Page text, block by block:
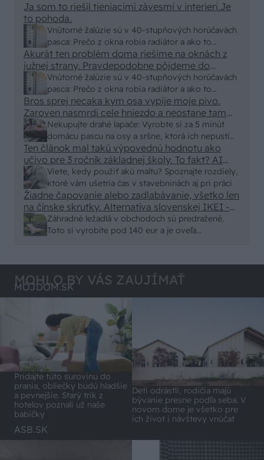
Vnútorné žalúzie sú v 40-stupňových horúčavách
pasca: Prečo z okna robia radiátor a ako to
vyriešiť za pár eur?
Ja som to riešil tieniacimi závesmi v interieri.Je
to pohoda.
Vnútorné žalúzie sú v 40-stupňových horúčavách
pasca: Prečo z okna robia radiátor a ako to
vyriešiť za pár eur?
Akurát ten problém doma riešime na oknách z
južnej strany. Pravdepodobne pôjdeme do
vonkajšieho tienenia na spôsob markízy
250x150cm. Čínsky predajcovia idú okolo 100
eur kus.
Nekupujte drahé lapače: Vyrobte si za 5 minút
domácu pascu na osy a sršne, ktorá ich nepustí
von
Bros sprej necaka kym osa vypije moje pivo.
Zaroven nasmrdi cele hniezdo a neostane tam
nic zive. Vasa pasca naucinke moc efektivne.
Skor pritiahne slimaky
Viete, kedy použiť akú maltu? Spoznajte rozdiely,
ktoré vám ušetria čas v stavebninách aj pri práci
Ten článok mal takú výpovednú hodnotu ako
učivo pre 3 ročník základnej školy. To fakt? AI
alebo nejaka kniha z VŠ? Dnešné rychlotvrdnuce
malty - pevnosť 40 Mpa a doba schnutia tak 15
minut , k tomu vodotesné s kryštálikou. A rozdiel
- schnutie a zretie. Nič?
Záhradné ležadlá v obchodoch sú predražené.
Toto si vyrobíte pod 140 eur a je oveľa
Žiadne čapovanie alebo zadlabávanie, všetko len
na čínske skrutky. Alternatíva slovenskej IKEI -
čo sa týka pevnosti. Autor si nedal veľa námahy s
remeselným spracovaním, škoda. No lepšie než
MOHLO BY VÁS ZAUJÍMAŤ
MÔJDOM.SK
Pridajte túto surovinu do
prania, obliečky budú hladšie
a pevnejšie. Starý trik z
hotelov poznali už naše
babičky
Deti odrástli, rodičia majú
bývanie presne podľa seba. V
novom dome je všetko pre
ich život i návštevy vnúčat
ASB.SK